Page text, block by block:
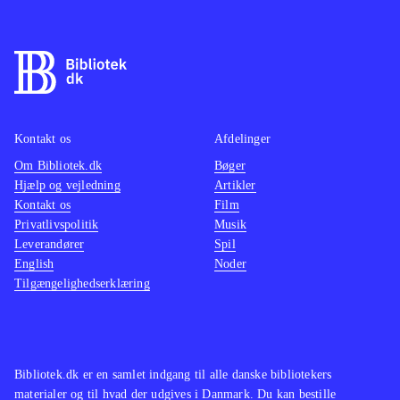
bliver til en frustrerende oplevelse, er
i styringen. Man er i kraft af den
fumlefingret, hvilket gør løsningen af
de ret komplicerede puzzles endnu
sværere. Ligeledes er det held og
tilfældigheder der afgør, om et møde
med et genfærd ender godt eller
skidt. Langt oftest dør man i kluntede
forsøg på at bevæge sig i sikkerhed.
universet. Uhyggen kan magtes fra
Bibliotek.dk er en samlet indgang til alle danske bibliotekers
materialer og til hvad der udgives i Danmark. Du kan bestille
Kontakt os
Om Bibliotek.dk
Hjælp og vejledning
Kontakt os
Privatlivspolitik
Leverandører
English
Tilgængelighedserklæring
Afdelinger
Bøger
Artikler
Film
Musik
Spil
Noder